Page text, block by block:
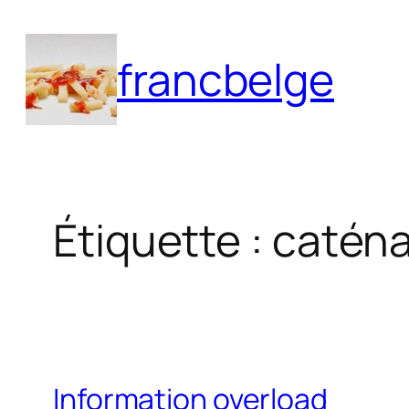
contenu
francbelge
Étiquette :
Information overload